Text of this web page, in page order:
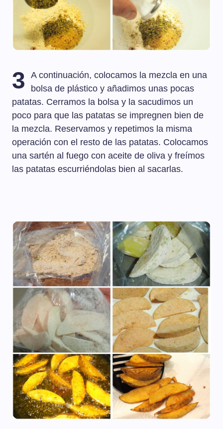
3
A continuación, colocamos la mezcla en una
bolsa de plástico y añadimos unas pocas
patatas. Cerramos la bolsa y la sacudimos un
poco para que las patatas se impregnen bien de
la mezcla. Reservamos y repetimos la misma
operación con el resto de las patatas. Colocamos
una sartén al fuego con aceite de oliva y freímos
las patatas escurriéndolas bien al sacarlas.